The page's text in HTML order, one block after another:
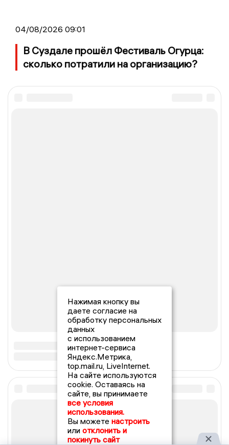
04/08/2026 09:01
В Суздале прошёл Фестиваль Огурца:
сколько потратили на организацию?
Нажимая кнопку вы
даете согласие на
обработку персональных
данных
с использованием
интернет-сервиса
Яндекс.Метрика,
top.mail.ru, LiveInternet.
На сайте используются
cookie. Оставаясь на
сайте, вы принимаете
все условия
использования.
Вы можете настроить
или отклонить и
покинуть сайт